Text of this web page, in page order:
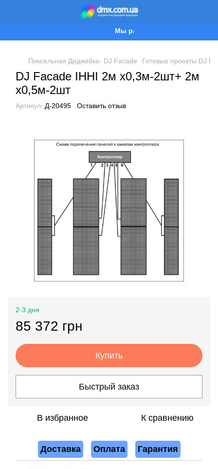
Мы работаем!
Пиксельная Диджейка- DJ Facade Готовые проекты DJ
DJ Facade IHHI 2м х0,3м-2шт+ 2м
х0,5м-2шт
Артикул: Д-20495 Оставить отзыв
2-3 дня
85 372 грн
Купить
Быстрый заказ
В избранное К сравнению
Доставка Оплата Гарантия